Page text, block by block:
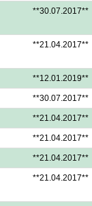
**30.07.2017**
**21.04.2017**
**12.01.2019**
**30.07.2017**
**21.04.2017**
**21.04.2017**
**21.04.2017**
**21.04.2017**